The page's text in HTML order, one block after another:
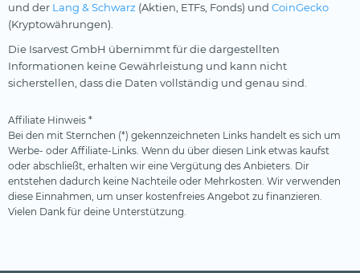
und der Lang & Schwarz (Aktien, ETFs, Fonds) und CoinGecko
(Kryptowährungen).
Die Isarvest GmbH übernimmt für die dargestellten
Informationen keine Gewährleistung und kann nicht
sicherstellen, dass die Daten vollständig und genau sind.
Affiliate Hinweis *
Bei den mit Sternchen (*) gekennzeichneten Links handelt es sich um
Werbe- oder Affiliate-Links. Wenn du über diesen Link etwas kaufst
oder abschließt, erhalten wir eine Vergütung des Anbieters. Dir
entstehen dadurch keine Nachteile oder Mehrkosten. Wir verwenden
diese Einnahmen, um unser kostenfreies Angebot zu finanzieren.
Vielen Dank für deine Unterstützung.